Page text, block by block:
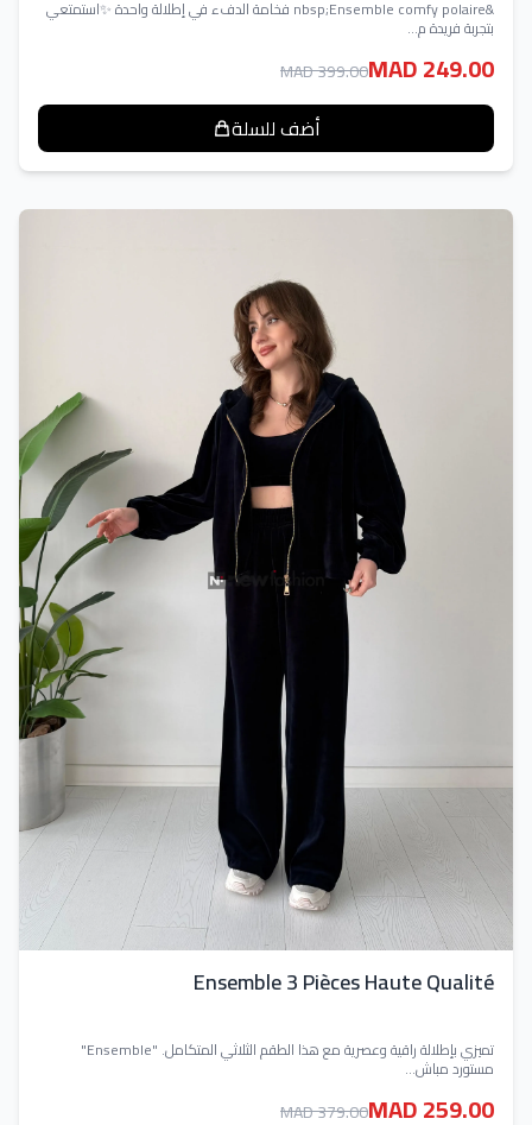
&nbsp;Ensemble comfy polaire فخامة الدفء في إطلالة واحدة ✨استمتعي
بتجربة فريدة م...
MAD 249.00
MAD 399.00
أضف للسلة
Ensemble 3 Pièces Haute Qualité
تميزي بإطلالة راقية وعصرية مع هذا الطقم الثلاثي المتكامل. "Ensemble"
مستورد مباش...
MAD 259.00
MAD 379.00